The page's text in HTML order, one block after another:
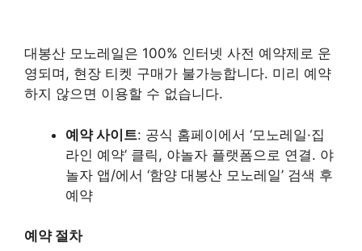
대봉산 모노레일은 100% 인터넷 사전 예약제로 운
영되며, 현장 티켓 구매가 불가능합니다. 미리 예약
하지 않으면 이용할 수 없습니다.
예약 사이트: 공식 홈페이에서 ‘모노레일·집
라인 예약’ 클릭, 야놀자 플랫폼으로 연결. 야
놀자 앱/에서 ‘함양 대봉산 모노레일’ 검색 후
예약
예약 절차